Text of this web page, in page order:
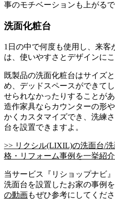
事のモチベーションも上がるで
洗面化粧台
1日の中で何度も使用し、来客
は、使いやすさとデザインに
既製品の洗面化粧台はサイズ
め、デッドスペースができて
せられなかったりすることがあ
造作家具ならカウンターの形
かくカスタマイズでき、洗練
台を設置できますよ。
>> リクシル(LIXIL)の洗面台/
格・リフォーム事例を一挙紹介
当サービス『リショップナビ
洗面台を設置したお家の事例
の動画もぜひ参考にしてくださ